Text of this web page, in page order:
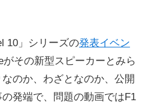
10」シリーズの発表イベン
がその新型スピーカーとみら
のか、わざとなのか、公開
発端で、問題の動画ではF1